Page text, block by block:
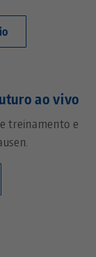
ao vivo
treinamento e